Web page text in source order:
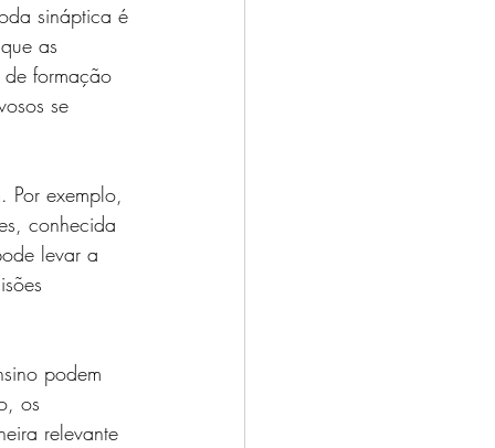
sináptica é
as
formação
se
Por exemplo,
conhecida
levar a
podem
os
relevante